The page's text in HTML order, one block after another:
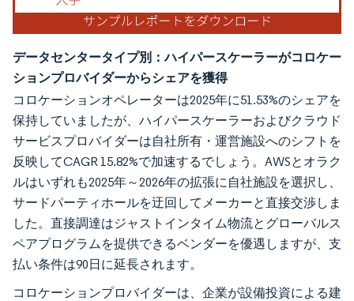
データセンタータイプ別：ハイパースケーラーがコロケー
ションプロバイダーからシェアを獲得
コロケーションオペレーターは2025年に51.53%のシェアを
保持していましたが、ハイパースケーラーおよびクラウド
サービスプロバイダーは自社所有・運営施設へのシフトを
反映してCAGR 15.82%で加速するでしょう。AWSとオラク
ルはいずれも2025年～2026年の拡張に自社施設を選択し、
サードパーティホールを迂回してメーカーと直接交渉しま
した。直接調達はジャストインタイム物流とグローバルス
ペアプログラムを提供できるベンダーを優遇しますが、支
払い条件は90日に延長されます。
コロケーションプロバイダーは、企業が設備投資による建